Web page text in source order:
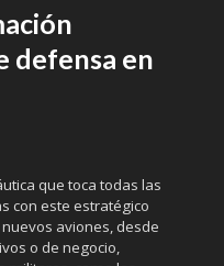
defensa en
que toca todas las
con este estratégico
aviones, desde
o de negocio,